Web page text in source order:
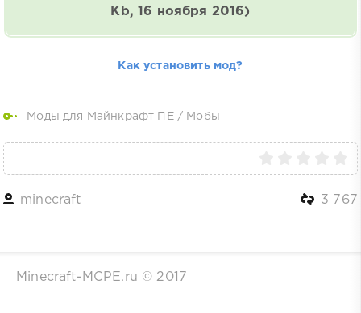
Kb, 16 ноября 2016)
Как установить мод?
Моды для Майнкрафт ПЕ / Мобы
minecraft 3 767
Minecraft-MCPE.ru © 2017